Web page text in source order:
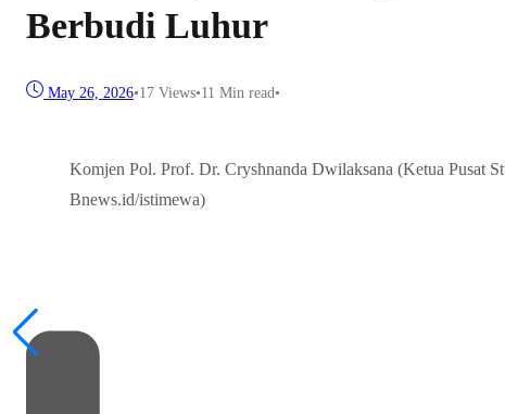
Berbudi Luhur
May 26, 2026•17 Views•11 Min read•
Komjen Pol. Prof. Dr. Cryshnanda Dwilaksana (Ketua Pusat
Bnews.id/istimewa)